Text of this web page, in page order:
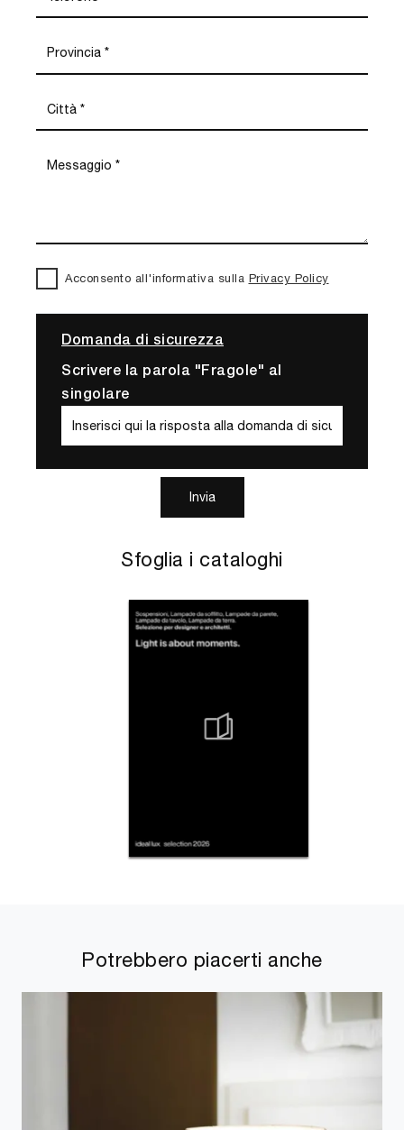
Sfoglia i cataloghi
Acconsento all'informativa sulla Privacy Policy
Domanda di sicurezza
Scrivere la parola "Fragole" al
singolare
Invia
Potrebbero piacerti anche